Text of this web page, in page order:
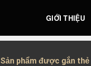
GIỚI THIỆU
Sản phẩm được gắn thẻ